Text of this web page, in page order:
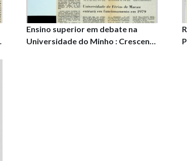
Ensino superior em debate na
Universidade do Minho : Crescente